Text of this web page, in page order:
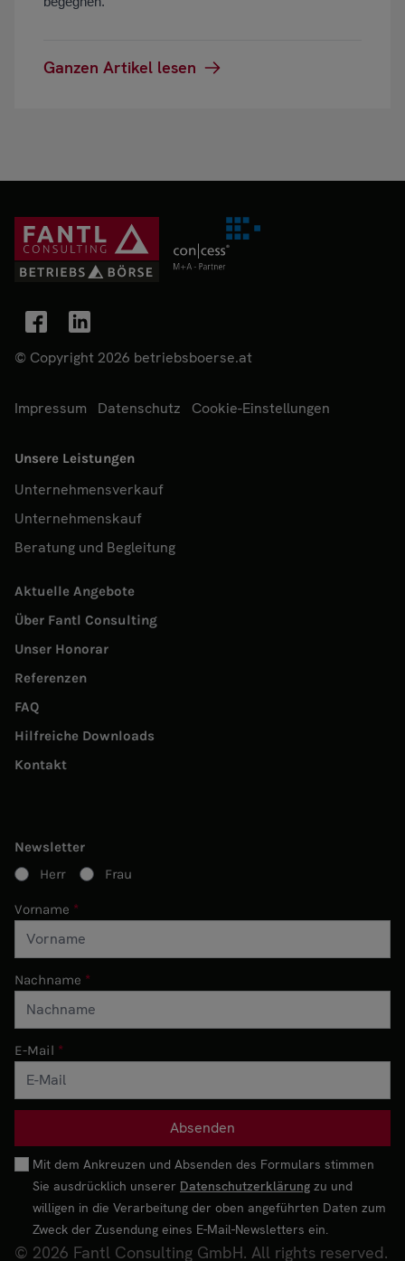
Ganzen Artikel lesen
© Copyright 2026 betriebsboerse.at
Impressum Datenschutz Cookie-Einstellungen
Unsere Leistungen
Unternehmensverkauf
Unternehmenskauf
Beratung und Begleitung
Aktuelle Angebote
Über Fantl Consulting
Unser Honorar
Referenzen
FAQ
Hilfreiche Downloads
Kontakt
Newsletter
Herr
Frau
Vorname
Nachname
E-Mail
Mit dem Ankreuzen und Absenden des Formulars stimmen
Sie ausdrücklich unserer Datenschutzerklärung zu und
willigen in die Verarbeitung der oben angeführten Daten zum
Zweck der Zusendung eines E-Mail-Newsletters ein.
© 2026 Fantl Consulting GmbH. All rights reserved.